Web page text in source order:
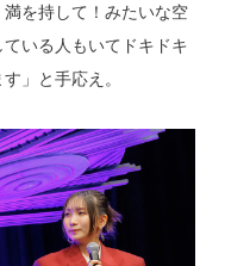
を持して！みたいな空
いる人もいてドキドキ
」と手応え。